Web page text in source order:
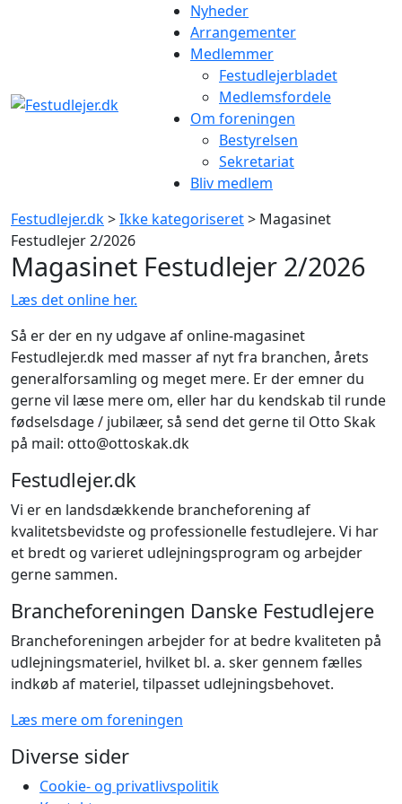
Nyheder
Arrangementer
Medlemmer
Festudlejerbladet
Medlemsfordele
Om foreningen
Bestyrelsen
Sekretariat
Bliv medlem
Festudlejer.dk>Ikke kategoriseret> Magasinet
Festudlejer 2/2026
Magasinet Festudlejer 2/2026
Læs det online her.
Så er der en ny udgave af online-magasinet
Festudlejer.dk med masser af nyt fra branchen, årets
generalforsamling og meget mere. Er der emner du
gerne vil læse mere om, eller har du kendskab til runde
fødselsdage / jubilæer, så send det gerne til Otto Skak
på mail: otto@ottoskak.dk
Festudlejer.dk
Vi er en landsdækkende brancheforening af
kvalitetsbevidste og professionelle festudlejere. Vi har
et bredt og varieret udlejningsprogram og arbejder
gerne sammen.
Brancheforeningen Danske Festudlejere
Brancheforeningen arbejder for at bedre kvaliteten på
udlejningsmateriel, hvilket bl. a. sker gennem fælles
indkøb af materiel, tilpasset udlejningsbehovet.
Læs mere om foreningen
Diverse sider
Cookie- og privatlivspolitik